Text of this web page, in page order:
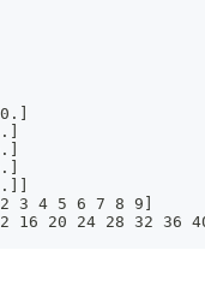
3 4 5 6 7 8 9]
16 20 24 28 32 36